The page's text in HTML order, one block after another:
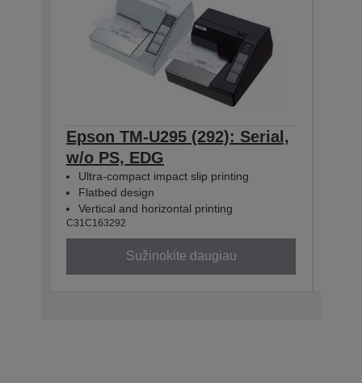
Epson TM-U295 (292): Serial,
w/o PS, EDG
Ultra-compact impact slip printing
Flatbed design
Vertical and horizontal printing
C31C163292
Sužinokite daugiau